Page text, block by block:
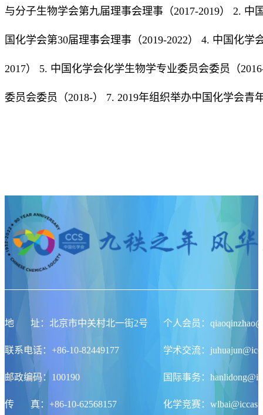
与分子生物学会第九届理事会理事（2017-2019） 2. 中
国化学会第30届理事会理事（2019-2022） 4. 中国化
2017） 5. 中国化学会化学生物学专业委员会委员（
委员会委员（2018-） 7. 2019年组织举办中国化学会青
地 址 ：北京市中关村北一街2号
联系电话：+86-10-82449177
邮政编码：100190
传 真 ：+86-10-62568157
个人会员：
学术交流：
国际事务：
化学竞赛：